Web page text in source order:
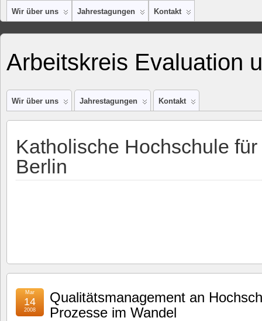
Wir über uns Jahrestagungen Kontakt
Arbeitskreis Evaluation
Wir über uns Jahrestagungen Kontakt
Katholische Hochschule
Berlin
Qualitätsmanagement an
Prozesse im Wandel
Mar
14
2008